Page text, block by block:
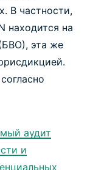
В частности,
находится на
эта же
аудит
и